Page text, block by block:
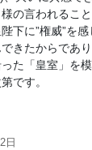
の言われるこ
下に”権威”を
きたからであ
た「皇室」を
です。
日